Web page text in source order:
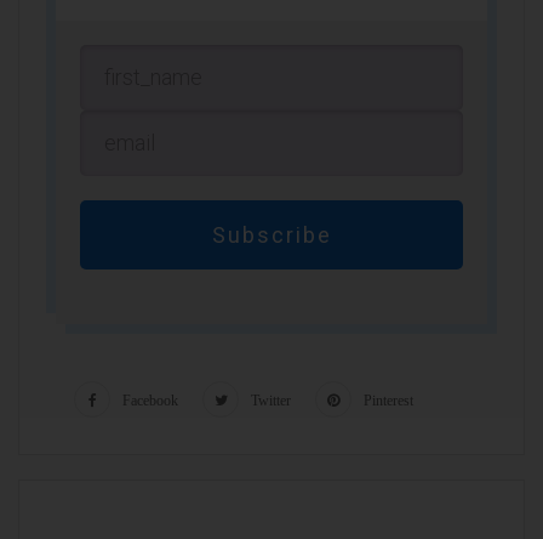
Subscribe
Facebook Twitter Pinterest